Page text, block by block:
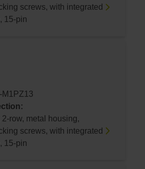
screws, with integrated
15-pin
2-row, metal housing,
screws, with integrated
15-pin